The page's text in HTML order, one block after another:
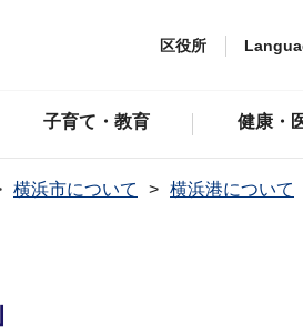
区役所
子育て・教育 健康・
横浜市について 横浜港について